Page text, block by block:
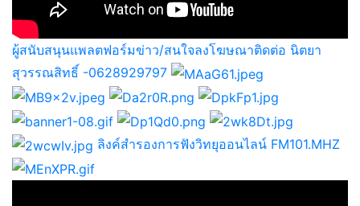
ผู้สนับสนุนแพลตฟอร์มข่าว/สนใจลงโฆษณาติดต่อ นิตยา
สุวรรณสิทธิ์ -0628929797
ลิงค์สำรองการฟังวิทยุออนไลน์ FM101.MHZ